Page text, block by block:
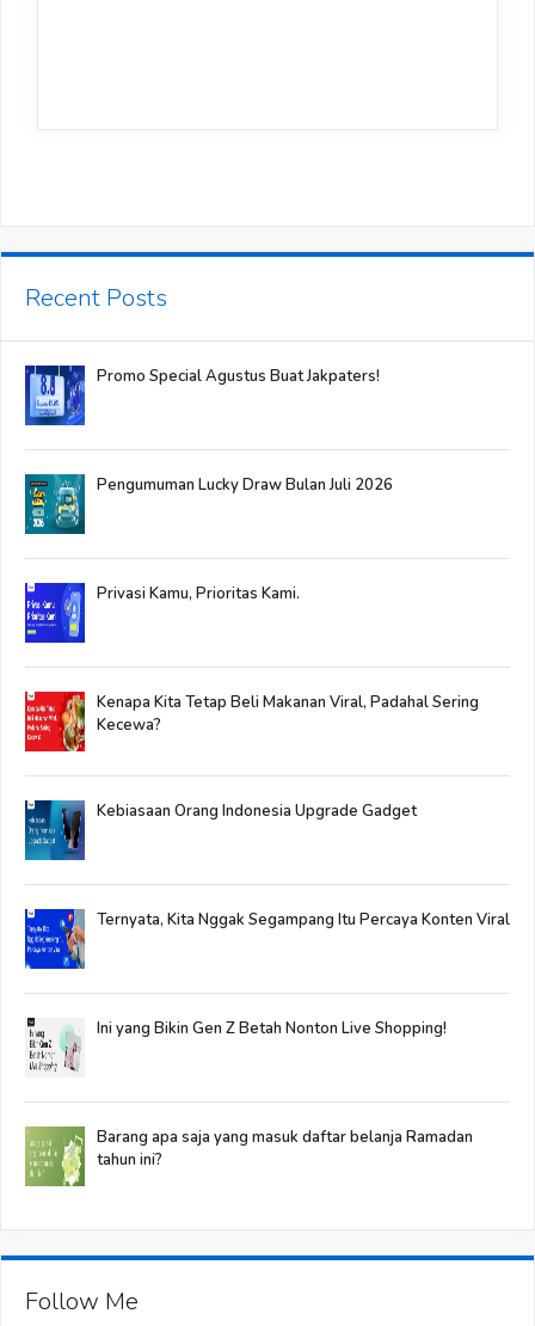
Recent Posts
Promo Special Agustus Buat Jakpaters!
Pengumuman Lucky Draw Bulan Juli 2026
Privasi Kamu, Prioritas Kami.
Kenapa Kita Tetap Beli Makanan Viral, Padahal Sering
Kecewa?
Kebiasaan Orang Indonesia Upgrade Gadget
Ternyata, Kita Nggak Segampang Itu Percaya Konten Viral
Ini yang Bikin Gen Z Betah Nonton Live Shopping!
Barang apa saja yang masuk daftar belanja Ramadan
tahun ini?
Follow Me